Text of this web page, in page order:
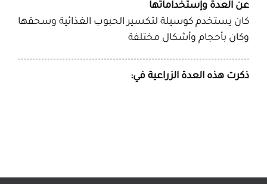
عن العدة وإستخداماتها
كان يستخدم كوسيلة لتكسير الحبوب الغذائية وسحقها
وكان بأحجام وأشكال مختلفة
ذكرت هذه العدة الزراعية في: